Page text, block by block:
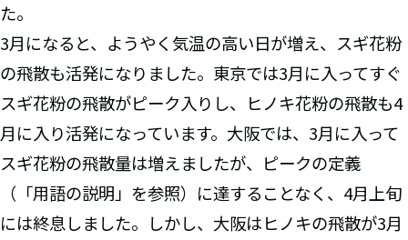
た。
3月になると、ようやく気温の高い日が増え、スギ花粉
の飛散も活発になりました。東京では3月に入ってすぐ
スギ花粉の飛散がピーク入りし、ヒノキ花粉の飛散も4
月に入り活発になっています。大阪では、3月に入って
スギ花粉の飛散量は増えましたが、ピークの定義
（「用語の説明」を参照）に達することなく、4月上旬
には終息しました。しかし、大阪はヒノキの飛散が3月